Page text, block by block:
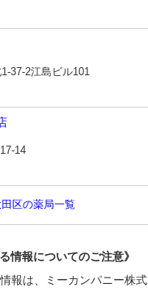
37-2江島ビル101
14
田区の薬局一覧
情報についてのご注意》
報は、ミーカンパニー株式